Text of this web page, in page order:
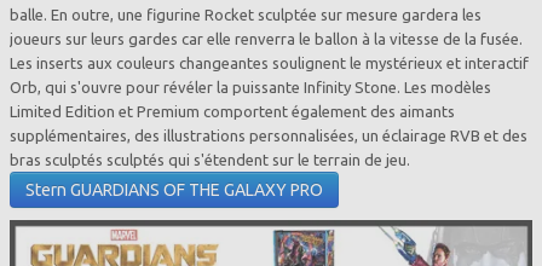
balle. En outre, une figurine Rocket sculptée sur mesure gardera les
joueurs sur leurs gardes car elle renverra le ballon à la vitesse de la fusée.
Les inserts aux couleurs changeantes soulignent le mystérieux et interactif
Orb, qui s'ouvre pour révéler la puissante Infinity Stone. Les modèles
Limited Edition et Premium comportent également des aimants
supplémentaires, des illustrations personnalisées, un éclairage RVB et des
bras sculptés sculptés qui s'étendent sur le terrain de jeu.
Stern GUARDIANS OF THE GALAXY PRO